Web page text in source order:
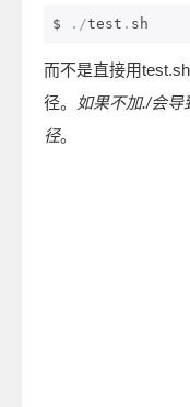
$ ./test . sh
而不是直接用
径。
如果不加./会
径。